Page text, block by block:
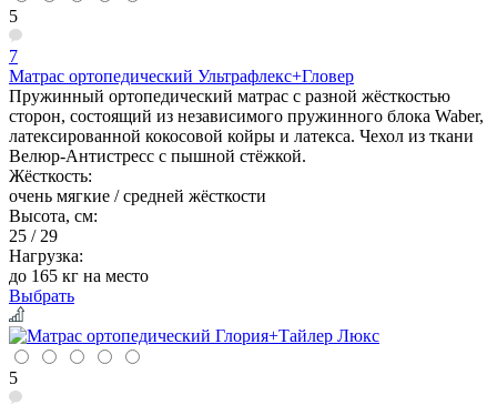
5
7
Матрас ортопедический Ультрафлекс+Гловер
Пружинный ортопедический матрас с разной жёсткостью
сторон, состоящий из независимого пружинного блока Waber,
латексированной кокосовой койры и латекса. Чехол из ткани
Велюр-Антистресс с пышной стёжкой.
Жёсткость:
очень мягкие / средней жёсткости
Высота, см:
25 / 29
Нагрузка:
до 165 кг на место
Выбрать
5